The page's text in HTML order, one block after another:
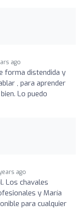
ago
forma distendida y
, para aprender
Lo puedo
ago
Los chavales
y María
para cualquier